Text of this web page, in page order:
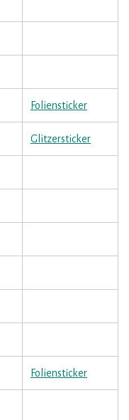
Foliensticker
Glitzersticker
Foliensticker